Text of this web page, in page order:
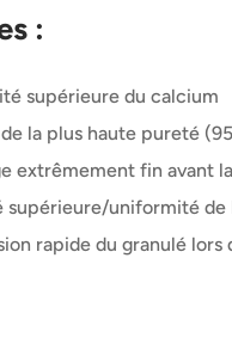
:
supérieure du calcium
la plus haute pureté
extrêmement fin avant
supérieure/uniformité de
rapide du granulé lors